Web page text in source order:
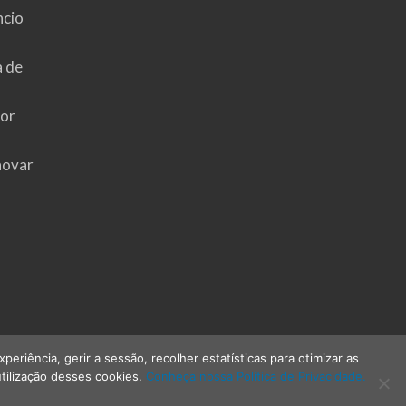
de
gerir a sessão, recolher estatísticas para otimizar as
desses cookies. Conheça nossa Política de Privacidade.